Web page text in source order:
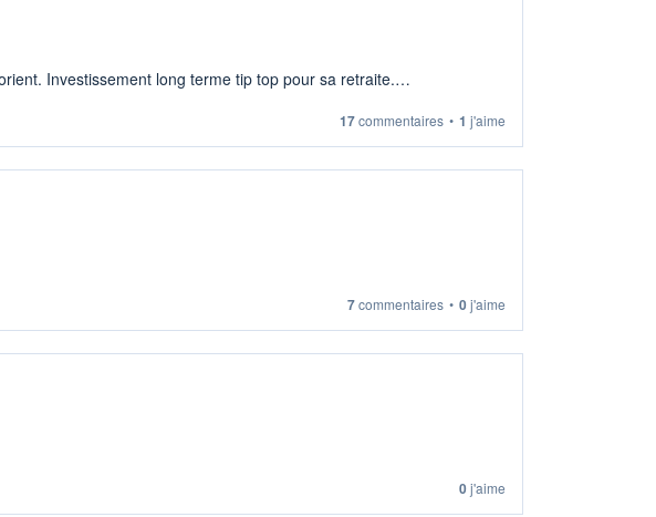
Investissement long terme tip top pour sa retraite.
17commentaires • 1 j'aime
7commentaires • 0j'aime
0j'aime